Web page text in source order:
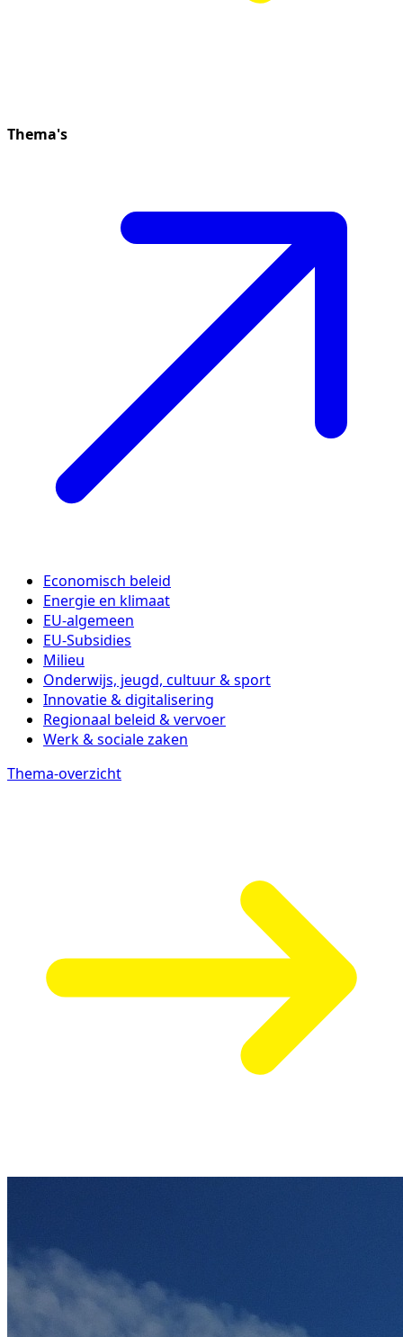
Thema's
Economisch beleid
Energie en klimaat
EU-algemeen
EU-Subsidies
Milieu
Onderwijs, jeugd, cultuur & sport
Innovatie & digitalisering
Regionaal beleid & vervoer
Werk & sociale zaken
Thema-overzicht